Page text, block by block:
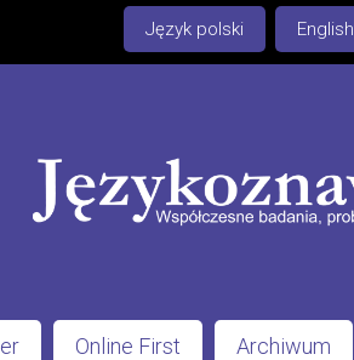
Język polski English
Online First Archiwum